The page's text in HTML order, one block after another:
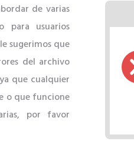
de varias
para usuarios
sugerimos que
del archivo
que cualquier
o que funcione
por favor